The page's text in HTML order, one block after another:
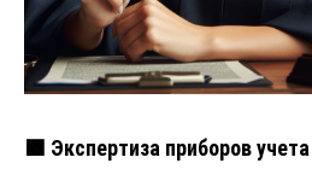
🟩 Экспертиза приборов